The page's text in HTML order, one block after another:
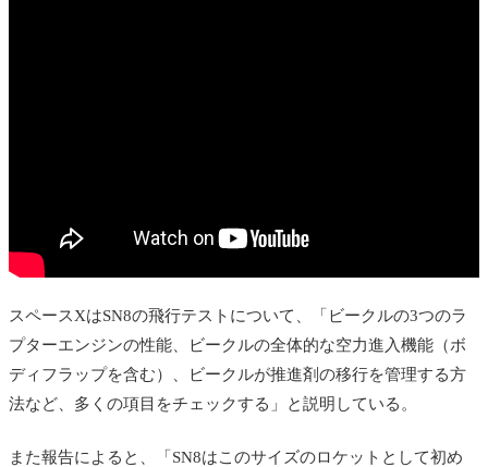
スペースXはSN8の飛行テストについて、「ビークルの3つのラ
プターエンジンの性能、ビークルの全体的な空力進入機能（ボ
ディフラップを含む）、ビークルが推進剤の移行を管理する方
法など、多くの項目をチェックする」と説明している。
また報告によると、「SN8はこのサイズのロケットとして初め